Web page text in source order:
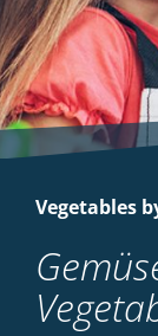
Vegetables